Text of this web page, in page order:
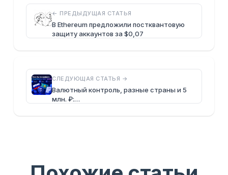
← ПРЕДЫДУЩАЯ СТАТЬЯ
В Ethereum предложили постквантовую
защиту аккаунтов за $0,07
СЛЕДУЮЩАЯ СТАТЬЯ →
Валютный контроль, разные страны и 5
млн. ₽:…